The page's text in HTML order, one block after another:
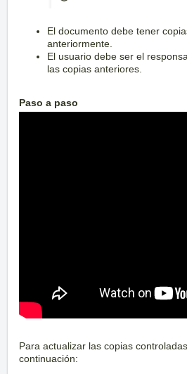
El documento debe tener
anteriormente.
El usuario debe ser el
las copias anteriores.
Paso a paso
Para actualizar las copias
continuación: